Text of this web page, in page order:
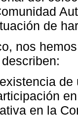
de
nos
en la